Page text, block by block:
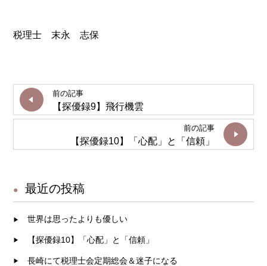
税理士 末永 志保
前の記事
【探優録9】飛行機雲
前の記事
【探優録10】「心配」と「信頼」
最近の投稿
世界は思ったよりも優しい
【探優録10】「心配」と「信頼」
長崎にて税理士会定期総会＆迷子になる